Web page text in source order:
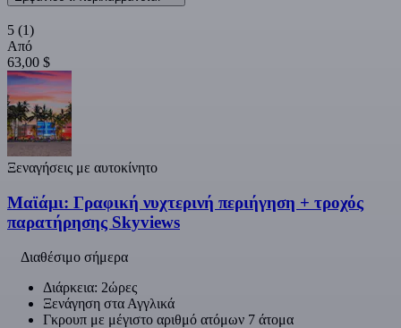
5 (1)
Από
63,00 $
Ξεναγήσεις με αυτοκίνητο
Μαϊάμι: Γραφική νυχτερινή περιήγηση + τροχός
παρατήρησης Skyviews
Διαθέσιμο σήμερα
Διάρκεια: 2ώρες
Ξενάγηση στα Αγγλικά
Γκρουπ με μέγιστο αριθμό ατόμων 7 άτομα